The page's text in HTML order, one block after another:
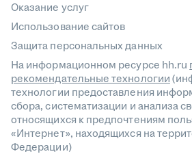
Оказание услуг
Использование сайтов
Защита персональных данных
На информационном ресурсе hh.ru
рекомендательные технологии
технологии предоставления
сбора, систематизации и анализа
относящихся к предпочтениям
«Интернет», находящихся на
Федерации)